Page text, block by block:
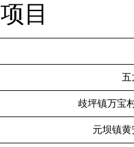
目
五
歧坪镇万宝
元坝镇